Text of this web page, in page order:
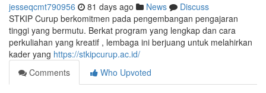
jesseqcmt790956 81 days ago News
Discuss
STKIP Curup berkomitmen pada pengembangan pengajaran
tinggi yang bermutu. Berkat program yang lengkap dan cara
perkuliahan yang kreatif , lembaga ini berjuang untuk melahirkan
kader yang https://stkipcurup.ac.id/
Comments
Who Upvoted